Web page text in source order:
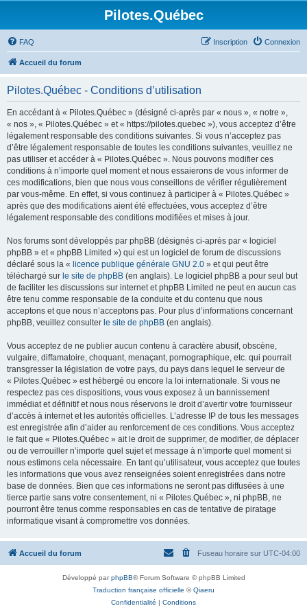
Pilotes.Québec
FAQ Connexion
Inscription
Accueil du forum
Pilotes.Québec - Conditions d’utilisation
En accédant à « Pilotes.Québec » (désigné ci-après par « nous », « notre »,
« nos », « Pilotes.Québec » et « https://pilotes.quebec »), vous acceptez d’être
légalement responsable des conditions suivantes. Si vous n’acceptez pas
d’être légalement responsable de toutes les conditions suivantes, veuillez ne
pas utiliser et accéder à « Pilotes.Québec ». Nous pouvons modifier ces
conditions à n’importe quel moment et nous essaierons de vous informer de
ces modifications, bien que nous vous conseillons de vérifier régulièrement
par vous-même. En effet, si vous continuez à participer à « Pilotes.Québec »
après que des modifications aient été effectuées, vous acceptez d’être
légalement responsable des conditions modifiées et mises à jour.
Nos forums sont développés par phpBB (désignés ci-après par « logiciel
phpBB » et « phpBB Limited ») qui est un logiciel de forum de discussions
déclaré sous la « licence publique générale GNU 2.0 » et qui peut être
téléchargé sur le site de phpBB (en anglais). Le logiciel phpBB a pour seul but
de faciliter les discussions sur internet et phpBB Limited ne peut en aucun cas
être tenu comme responsable de la conduite et du contenu que nous
acceptons et que nous n’acceptons pas. Pour plus d’informations concernant
phpBB, veuillez consulter le site de phpBB (en anglais).
Vous acceptez de ne publier aucun contenu à caractère abusif, obscène,
vulgaire, diffamatoire, choquant, menaçant, pornographique, etc. qui pourrait
transgresser la législation de votre pays, du pays dans lequel le serveur de
« Pilotes.Québec » est hébergé ou encore la loi internationale. Si vous ne
respectez pas ces dispositions, vous vous exposez à un bannissement
immédiat et définitif et nous nous réservons le droit d’avertir votre fournisseur
d’accès à internet et les autorités officielles. L’adresse IP de tous les messages
est enregistrée afin d’aider au renforcement de ces conditions. Vous acceptez
le fait que « Pilotes.Québec » ait le droit de supprimer, de modifier, de déplacer
ou de verrouiller n’importe quel sujet et message à n’importe quel moment si
nous estimons cela nécessaire. En tant qu’utilisateur, vous acceptez que toutes
les informations que vous avez renseignées soient enregistrées dans notre
base de données. Bien que ces informations ne seront pas diffusées à une
tierce partie sans votre consentement, ni « Pilotes.Québec », ni phpBB, ne
pourront être tenus comme responsables en cas de tentative de piratage
informatique visant à compromettre vos données.
Accueil du forum Fuseau horaire sur UTC-04:00
Développé parphpBB® Forum Software © phpBB Limited
Traduction française officielle ©Qiaeru
Confidentialité | Conditions